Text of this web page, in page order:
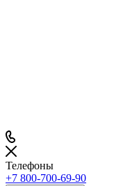
Телефоны
+7 800-700-69-90